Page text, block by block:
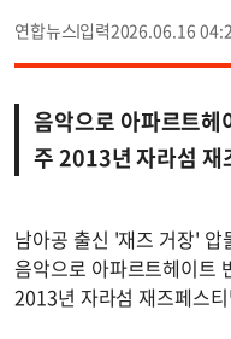
연합뉴스 2026.06.16
음악으로 아파르트
주 2013년 자라섬 재
남아공 출신 '재즈 거장' 압
음악으로 아파르트헤이트
2013년 자라섬 재즈페스